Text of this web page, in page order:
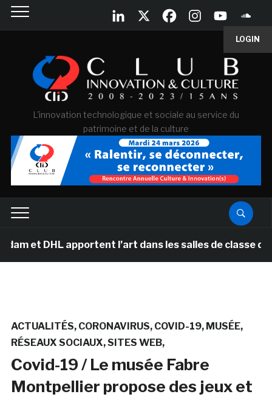
LOGIN
L'innovation technologique et sociale au service du
patrimoine et de la culture
DHL apportent l’art dans les salles de classe des
ACTUALITÉS CORONAVIRUS COVID-19 MUSÉE
RÉSEAUX SOCIAUX SITES WEB
Covid-19 / Le musée Fabre
Montpellier propose des jeux et